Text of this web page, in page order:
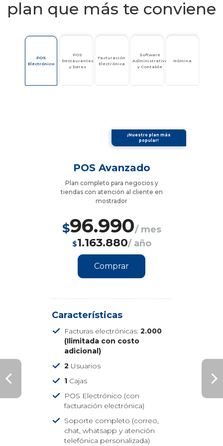
plan que más te conviene
POS
Electrónico
POS
Restaurantes
y bares
Facturación
Electrónica
Software
Administrativo
y Contable
Nómina
¡Nuestro plan más
popular!
POS Avanzado
Plan completo para negocios y
tiendas con atención al cliente en
mostrador
$96.990/ mes
$1.163.880/ año
Comprar
Características
Facturas electrónicas: 2.000
(Ilimitada con costo
adicional)
2 Usuarios
1 Cajas
POS Electrónico (con
facturación electrónica)
Soporte completo (correo,
chat, whatsapp y atención
telefónica personalizada)